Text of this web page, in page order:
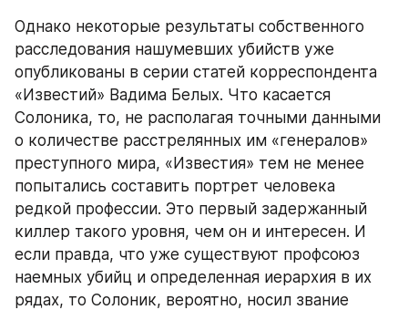
Однако некоторые результаты собственного
расследования нашумевших убийств уже
опубликованы в серии статей корреспондента
«Известий» Вадима Белых. Что касается
Солоника, то, не располагая точными данными
о количестве расстрелянных им «генералов»
преступного мира, «Известия» тем не менее
попытались составить портрет человека
редкой профессии. Это первый задержанный
киллер такого уровня, чем он и интересен. И
если правда, что уже существуют профсоюз
наемных убийц и определенная иерархия в их
рядах, то Солоник, вероятно, носил звание